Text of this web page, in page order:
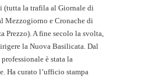
la trafila al Giornale di
Mezzogiorno e Cronache di
Prezzo). A fine secolo la svolta,
la Nuova Basilicata. Dal
è stata la
Ha curato l’ufficio stampa